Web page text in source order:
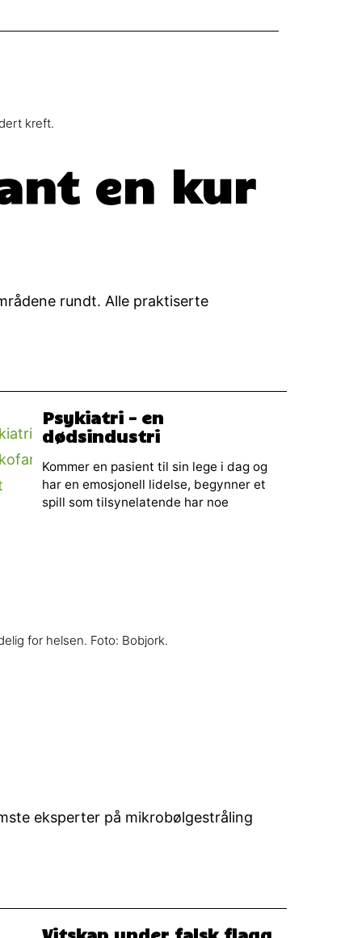
kreft.
en kur
rundt. Alle praktiserte
Psykiatri – en
dødsindustri
Kommer en pasient til sin lege i dag og
har en emosjonell lidelse, begynner et
spill som tilsynelatende har noe
for helsen. Foto: Bobjork.
eksperter på mikrobølgestråling